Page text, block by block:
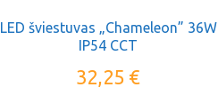
LED šviestuvas „Chameleon” 36W
IP54 CCT
32,25 €